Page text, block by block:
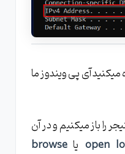
آی پی ویندوز ما
را باز میکنیم و در آن
open یا browse